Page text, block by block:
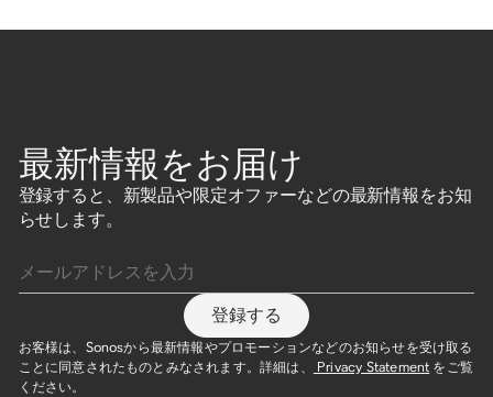
最新情報をお届け
登録すると、新製品や限定オファーなどの最新情報をお知
らせします。
登録する
お客様は、Sonosから最新情報やプロモーションなどのお知らせを受け取る
ことに同意されたものとみなされます。詳細は、
Privacy Statement をご覧
ください。